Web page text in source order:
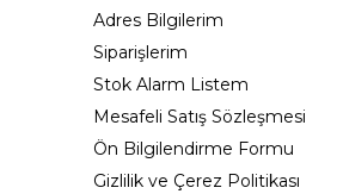
Adres Bilgilerim
Siparişlerim
Stok Alarm Listem
Mesafeli Satış Sözleşmesi
Ön Bilgilendirme Formu
Gizlilik ve Çerez Politikası